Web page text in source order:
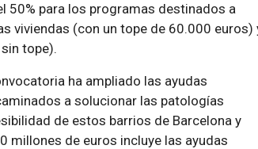
50% para los programas destinados a
viviendas (con un tope de 60.000 euros)
tope).
ha ampliado las ayudas
a solucionar las patologías
de estos barrios de Barcelona y
millones de euros incluye las ayudas